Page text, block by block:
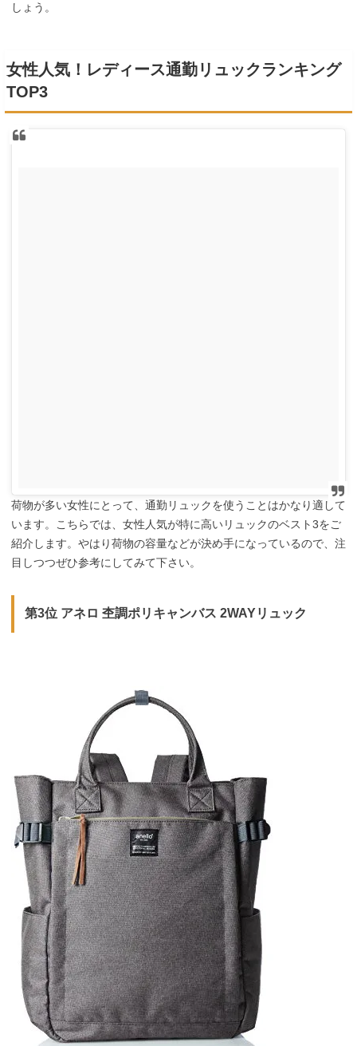
しょう。
女性人気！レディース通勤リュックランキング
TOP3
荷物が多い女性にとって、通勤リュックを使うことはかなり適して
います。こちらでは、女性人気が特に高いリュックのベスト3をご
紹介します。やはり荷物の容量などが決め手になっているので、注
目しつつぜひ参考にしてみて下さい。
第3位 アネロ 杢調ポリキャンバス 2WAYリュック